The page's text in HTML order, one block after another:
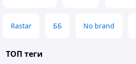
Rastar ББ No brand
ТОП теги